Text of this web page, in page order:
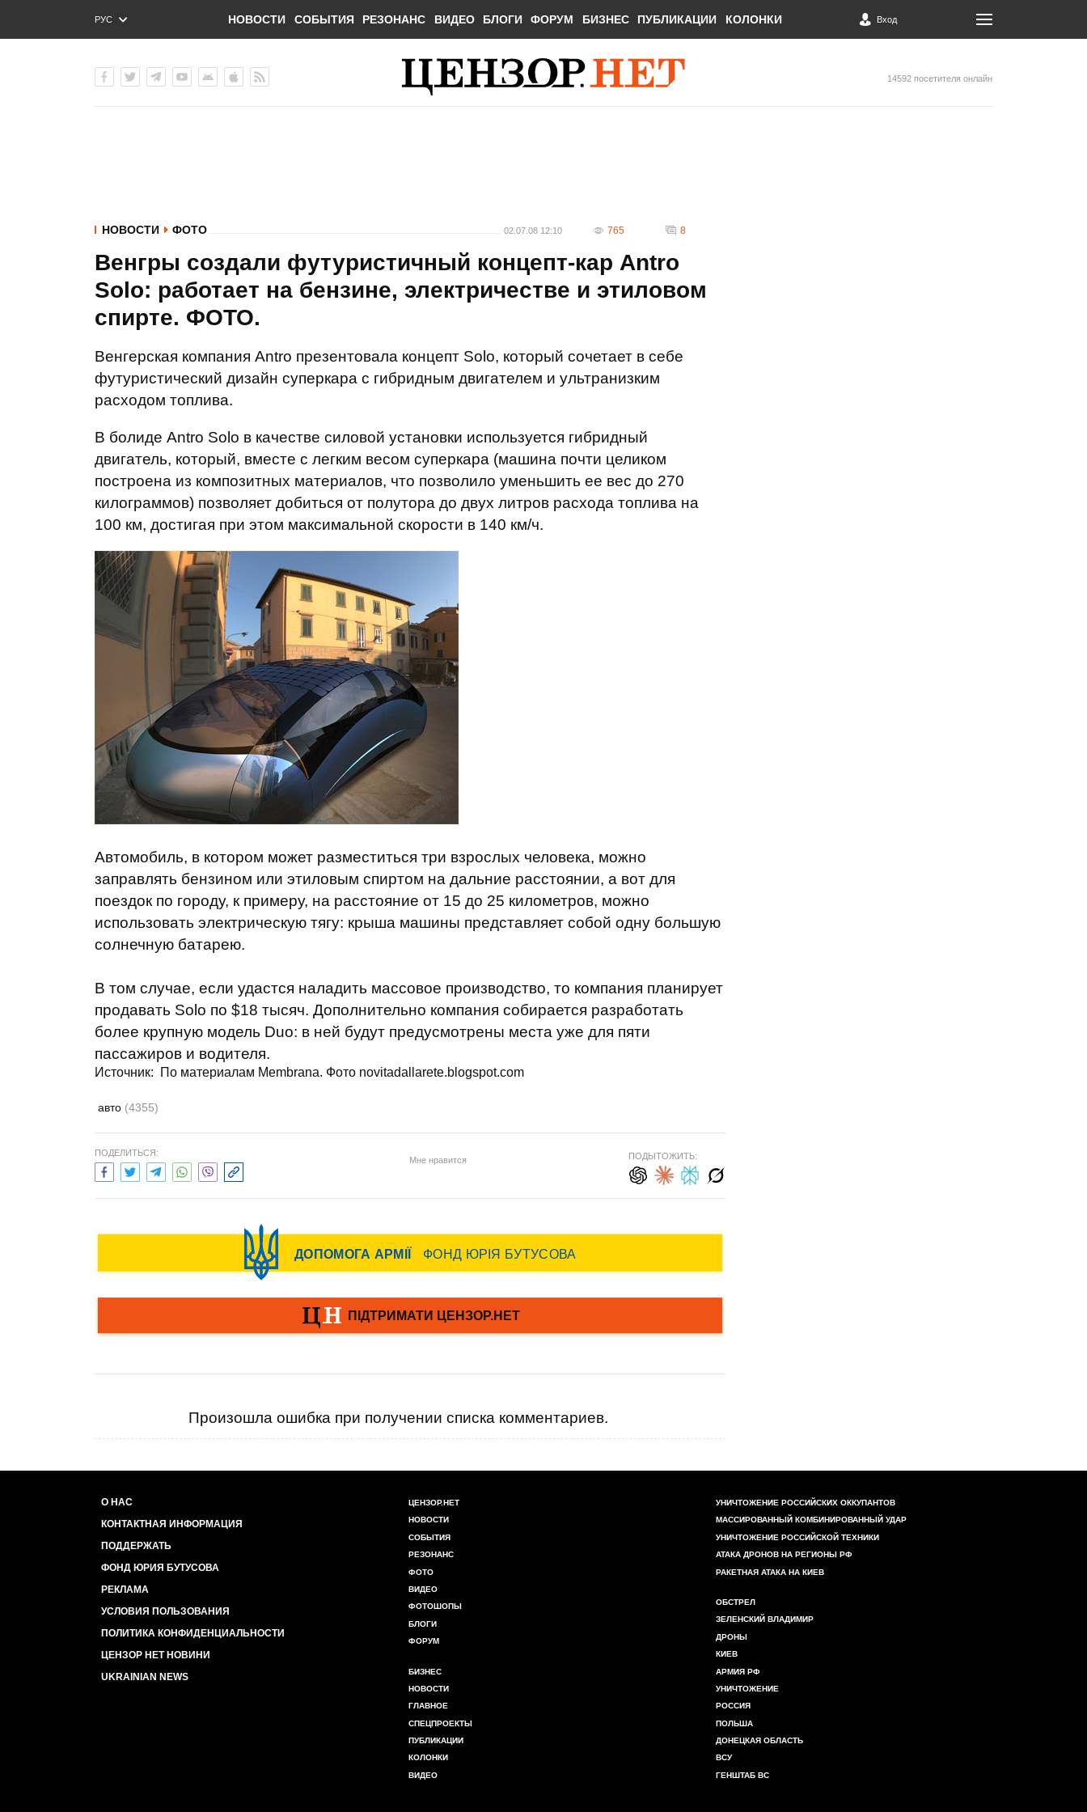
РУС
ENG
НОВОСТИ СОБЫТИЯ РЕЗОНАНС ВИДЕО БЛОГИ ФОРУМ БИЗНЕС ПУБЛИКАЦИИ КОЛОНКИ Вход
14592 посетителя онлайн
НОВОСТИ ФОТО 02.07.08 12:10 765 8
Венгры создали футуристичный концепт-кар Antro
Solo: работает на бензине, электричестве и этиловом
спирте. ФОТО.
Венгерская компания Antro презентовала концепт Solo, который сочетает в себе
футуристический дизайн суперкара с гибридным двигателем и ультранизким
расходом топлива.
В болиде Antro Solo в качестве силовой установки используется гибридный
двигатель, который, вместе с легким весом суперкара (машина почти целиком
построена из композитных материалов, что позволило уменьшить ее вес до 270
килограммов) позволяет добиться от полутора до двух литров расхода топлива на
100 км, достигая при этом максимальной скорости в 140 км/ч.
Автомобиль, в котором может разместиться три взрослых человека, можно
заправлять бензином или этиловым спиртом на дальние расстоянии, а вот для
поездок по городу, к примеру, на расстояние от 15 до 25 километров, можно
использовать электрическую тягу: крыша машины представляет собой одну большую
солнечную батарею.
В том случае, если удастся наладить массовое производство, то компания планирует
продавать Solo по $18 тысяч. Дополнительно компания собирается разработать
более крупную модель Duo: в ней будут предусмотрены места уже для пяти
пассажиров и водителя.
Источник: По материалам Membrana. Фото novitadallarete.blogspot.com
авто (4355)
ПОДЕЛИТЬСЯ:
Мне нравится ПОДЫТОЖИТЬ:
Произошла ошибка при получении списка комментариев.
О НАС
КОНТАКТНАЯ ИНФОРМАЦИЯ
ПОДДЕРЖАТЬ
ФОНД ЮРИЯ БУТУСОВА
РЕКЛАМА
УСЛОВИЯ ПОЛЬЗОВАНИЯ
ПОЛИТИКА КОНФИДЕНЦИАЛЬНОСТИ
ЦЕНЗОР НЕТ НОВИНИ
UKRAINIAN NEWS
ЦЕНЗОР.НЕТ
НОВОСТИ
СОБЫТИЯ
РЕЗОНАНС
ФОТО
ВИДЕО
ФОТОШОПЫ
БЛОГИ
ФОРУМ
БИЗНЕС
НОВОСТИ
ГЛАВНОЕ
СПЕЦПРОЕКТЫ
ПУБЛИКАЦИИ
КОЛОНКИ
ВИДЕО
УНИЧТОЖЕНИЕ РОССИЙСКИХ ОККУПАНТОВ
МАССИРОВАННЫЙ КОМБИНИРОВАННЫЙ УДАР
УНИЧТОЖЕНИЕ РОССИЙСКОЙ ТЕХНИКИ
АТАКА ДРОНОВ НА РЕГИОНЫ РФ
РАКЕТНАЯ АТАКА НА КИЕВ
ОБСТРЕЛ
ЗЕЛЕНСКИЙ ВЛАДИМИР
ДРОНЫ
КИЕВ
АРМИЯ РФ
УНИЧТОЖЕНИЕ
РОССИЯ
ПОЛЬША
ДОНЕЦКАЯ ОБЛАСТЬ
ВСУ
ГЕНШТАБ ВС